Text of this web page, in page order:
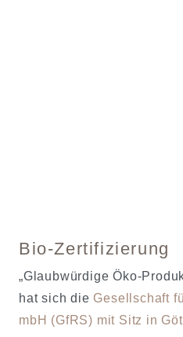
Bio-Zertifizierung
„Glaubwürdige Öko-
hat sich die Gesellschaft
mbH (GfRS) mit Sitz in